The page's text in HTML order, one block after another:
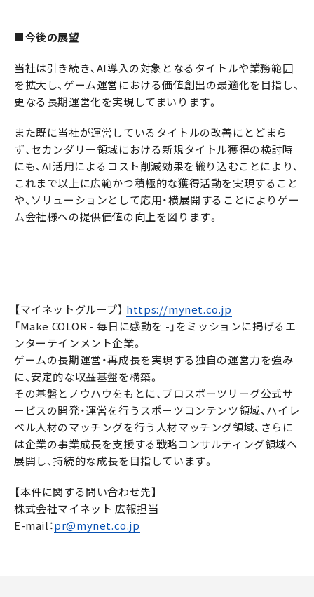
■今後の展望
当社は引き続き、AI導入の対象となるタイトルや業務範囲
を拡大し、ゲーム運営における価値創出の最適化を目指し、
更なる長期運営化を実現してまいります。
また既に当社が運営しているタイトルの改善にとどまら
ず、セカンダリー領域における新規タイトル獲得の検討時
にも、AI活用によるコスト削減効果を織り込むことにより、
これまで以上に広範かつ積極的な獲得活動を実現すること
や、ソリューションとして応用・横展開することによりゲー
ム会社様への提供価値の向上を図ります。
【マイネットグループ】 https://mynet.co.jp
「Make COLOR - 毎日に感動を -」をミッションに掲げるエ
ンターテインメント企業。
ゲームの長期運営・再成長を実現する独自の運営力を強み
に、安定的な収益基盤を構築。
その基盤とノウハウをもとに、プロスポーツリーグ公式サ
ービスの開発・運営を行うスポーツコンテンツ領域、ハイレ
ベル人材のマッチングを行う人材マッチング領域、さらに
は企業の事業成長を支援する戦略コンサルティング領域へ
展開し、持続的な成長を目指しています。
【本件に関する問い合わせ先】
株式会社マイネット 広報担当
E-mail：pr@mynet.co.jp